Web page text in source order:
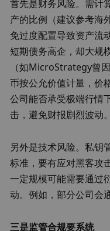
首先是财务风险。需计
产的比例（建议参考海
免过度配置导致资产流
短期债务高企，却大规
（如MicroStrategy曾
币按公允价值计量，价
公司能否承受极端行情
击，避免财报剧烈波动。
另外是技术风险。私钥
标准，要有应对黑客攻
一定规模可能需要通过
动。例如，部分公司会
三是监管合规要系统